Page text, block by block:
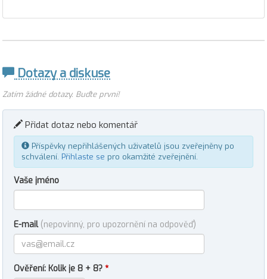
Dotazy a diskuse
Zatím žádné dotazy. Buďte první!
Přidat dotaz nebo komentář
Příspěvky nepřihlášených uživatelů jsou zveřejněny po
schválení. Přihlaste se pro okamžité zveřejnění.
Vaše jméno
E-mail (nepovinný, pro upozornění na odpověď)
Ověření: Kolik je 8 + 8? *